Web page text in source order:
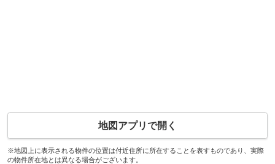
地図アプリで開く
※地図上に表示される物件の位置は付近住所に所在することを表すものであり、実際
の物件所在地とは異なる場合がございます。